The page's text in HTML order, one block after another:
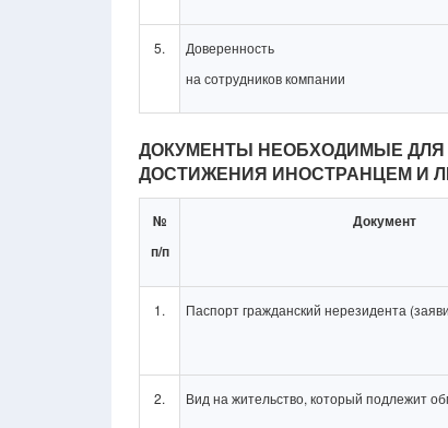
5.
Доверенность
на сотрудников компании
ДОКУМЕНТЫ НЕОБХОДИМЫЕ
ДОСТИЖЕНИЯ ИНОСТРАНЦЕМ И
№
п/п
Документ
1. Паспорт гражданский нерезидента
2. Вид на жительство, который подлежит